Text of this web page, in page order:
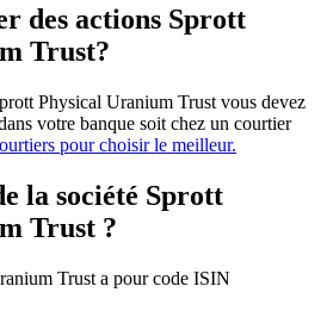
des actions Sprott
Trust?
Physical Uranium Trust vous devez
votre banque soit chez un courtier
pour choisir le meilleur.
la société Sprott
Trust ?
Trust a pour code ISIN